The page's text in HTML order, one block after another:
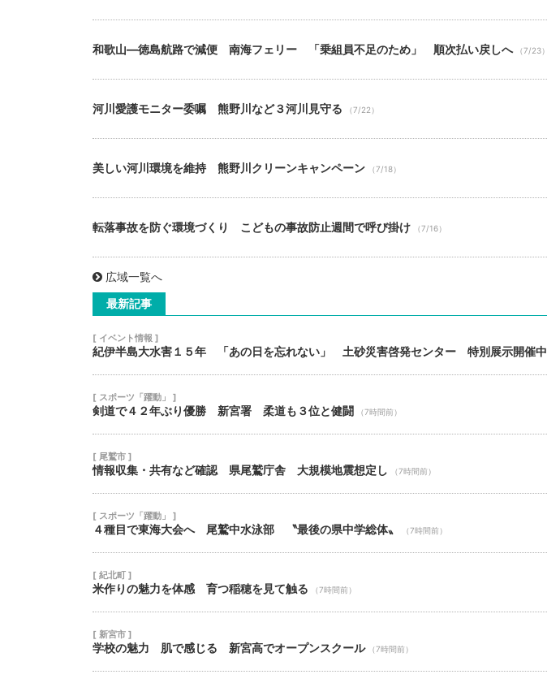
和歌山―徳島航路で減便 南海フェリー 「乗組員不足のため」 順次払い戻しへ （7/23）
河川愛護モニター委嘱 熊野川など３河川見守る （7/22）
美しい河川環境を維持 熊野川クリーンキャンペーン （7/18）
転落事故を防ぐ環境づくり こどもの事故防止週間で呼び掛け （7/16）
広域一覧へ
最新記事
[ イベント情報 ]
紀伊半島大水害１５年 「あの日を忘れない」 土砂災害啓発センター 特別展示開催中
[ スポーツ「躍動」 ]
剣道で４２年ぶり優勝 新宮署 柔道も３位と健闘 （7時間前）
[ 尾鷲市 ]
情報収集・共有など確認 県尾鷲庁舎 大規模地震想定し （7時間前）
[ スポーツ「躍動」 ]
４種目で東海大会へ 尾鷲中水泳部 〝最後の県中学総体〟 （7時間前）
[ 紀北町 ]
米作りの魅力を体感 育つ稲穂を見て触る （7時間前）
[ 新宮市 ]
学校の魅力 肌で感じる 新宮高でオープンスクール （7時間前）